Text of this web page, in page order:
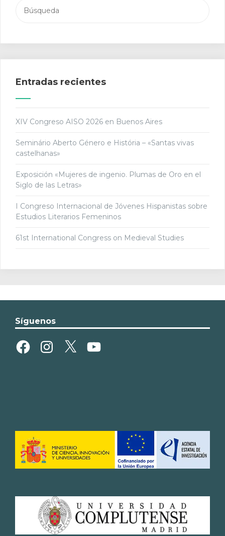
Entradas recientes
XIV Congreso AISO 2026 en Buenos Aires
Seminário Aberto Género e História – «Santas vivas
castelhanas»
Exposición «Mujeres de ingenio. Plumas de Oro en el
Siglo de las Letras»
I Congreso Internacional de Jóvenes Hispanistas sobre
Estudios Literarios Femeninos
61st International Congress on Medieval Studies
Síguenos
FacebookInstagram
X YouTube